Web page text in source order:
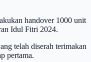
handover 1000 unit
Idul Fitri 2024.
telah diserah terimakan
pertama.